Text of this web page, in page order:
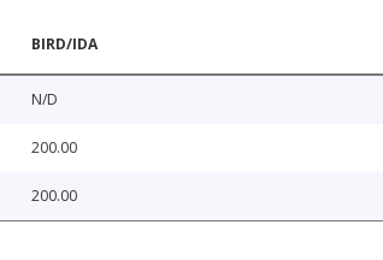
BIRD/IDA
N/D
200.00
200.00